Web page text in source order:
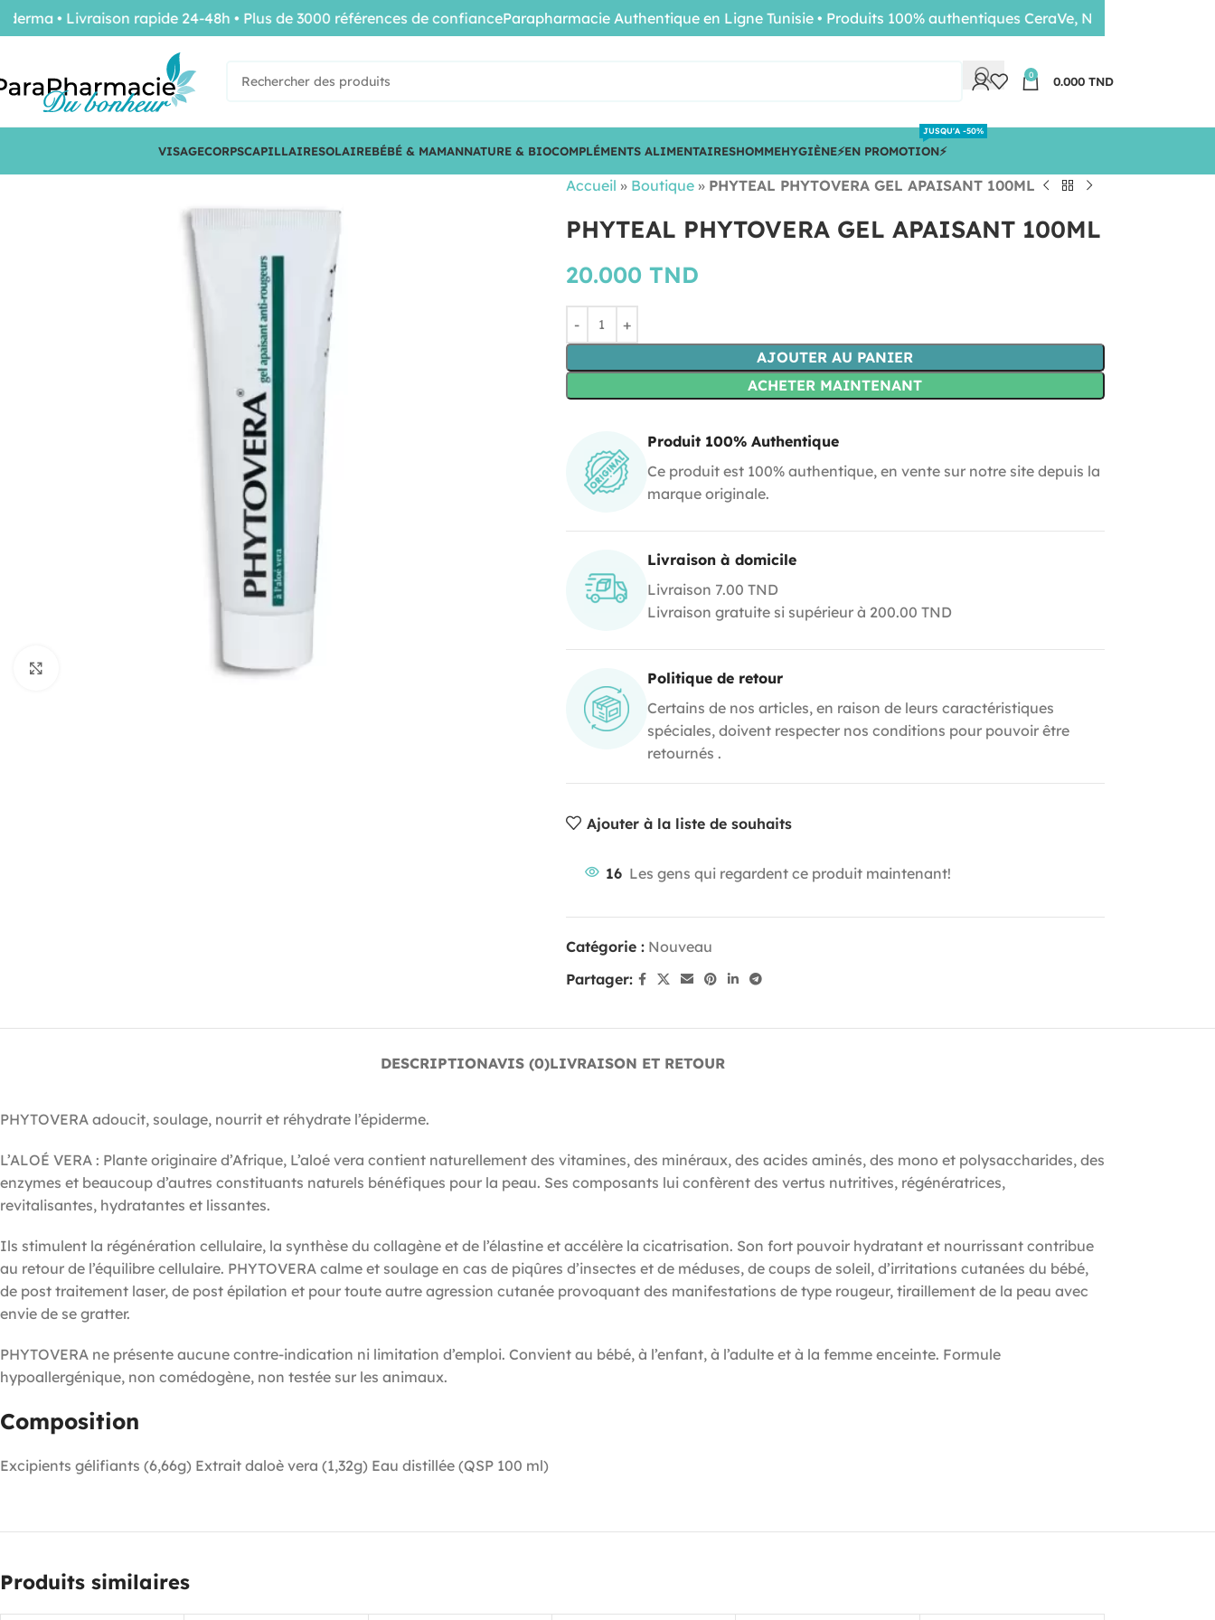
0 0.000 TND
VISAGECORPSCAPILLAIRESOLAIREBÉBÉ & MAMANNATURE & BIOCOMPLÉMENTS ALIMENTAIRESHOMMEHYGIÈNE⚡️EN PROMOTION⚡️
JUSQU'A -50%
Accueil » Boutique» PHYTEAL PHYTOVERA GEL APAISANT 100ML
PHYTEAL PHYTOVERA GEL APAISANT 100ML
20.000 TND
AJOUTER AU PANIER
ACHETER MAINTENANT
Produit 100% Authentique
Ce produit est 100% authentique, en vente sur notre site depuis la
marque originale.
Livraison à domicile
Livraison 7.00 TND
Livraison gratuite si supérieur à 200.00 TND
Politique de retour
Certains de nos articles, en raison de leurs caractéristiques
spéciales, doivent respecter nos conditions pour pouvoir être
retournés .
Ajouter à la liste de souhaits
16 Les gens qui regardent ce produit maintenant!
Catégorie : Nouveau
Partager:
DESCRIPTIONAVIS (0)LIVRAISON ET RETOUR
PHYTOVERA adoucit, soulage, nourrit et réhydrate l’épiderme.
L’ALOÉ VERA : Plante originaire d’Afrique, L’aloé vera contient naturellement des vitamines, des minéraux, des acides aminés, des mono et polysaccharides, des
enzymes et beaucoup d’autres constituants naturels bénéfiques pour la peau. Ses composants lui confèrent des vertus nutritives, régénératrices,
revitalisantes, hydratantes et lissantes.
Ils stimulent la régénération cellulaire, la synthèse du collagène et de l’élastine et accélère la cicatrisation. Son fort pouvoir hydratant et nourrissant contribue
au retour de l’équilibre cellulaire. PHYTOVERA calme et soulage en cas de piqûres d’insectes et de méduses, de coups de soleil, d’irritations cutanées du bébé,
de post traitement laser, de post épilation et pour toute autre agression cutanée provoquant des manifestations de type rougeur, tiraillement de la peau avec
envie de se gratter.
PHYTOVERA ne présente aucune contre-indication ni limitation d’emploi. Convient au bébé, à l’enfant, à l’adulte et à la femme enceinte. Formule
hypoallergénique, non comédogène, non testée sur les animaux.
Composition
Excipients gélifiants (6,66g) Extrait daloè vera (1,32g) Eau distillée (QSP 100 ml)
Produits similaires
• Livraison rapide 24-48h • Plus de 3000 références de confianceParapharmacie Authentique en Ligne Tunisie • Produits 100% authentiques CeraVe, Nuxe, Bioderma •